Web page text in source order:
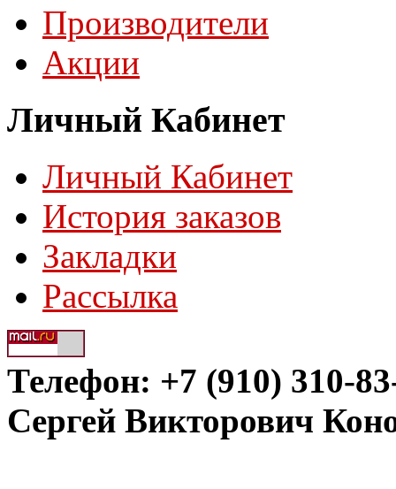
Производители
Акции
Личный Кабинет
Личный Кабинет
История заказов
Закладки
Рассылка
Телефон: +7 (910) 310-
Сергей Викторович